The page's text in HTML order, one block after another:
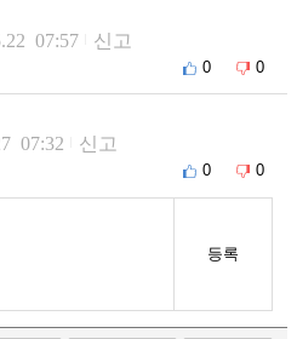
07:57 신고
0 0
07:32 신고
0 0
등록